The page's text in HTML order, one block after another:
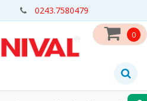
0243.7580479
0